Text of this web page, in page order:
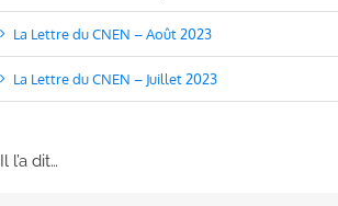
La Lettre du CNEN – Août 2023
La Lettre du CNEN – Juillet 2023
Il l’a dit…